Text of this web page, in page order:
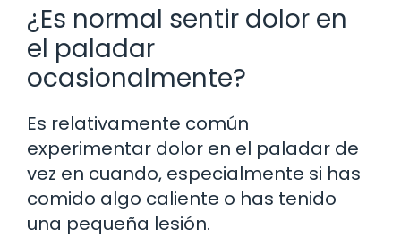
¿Es normal sentir dolor en
el paladar
ocasionalmente?
Es relativamente común
experimentar dolor en el paladar de
vez en cuando, especialmente si has
comido algo caliente o has tenido
una pequeña lesión.